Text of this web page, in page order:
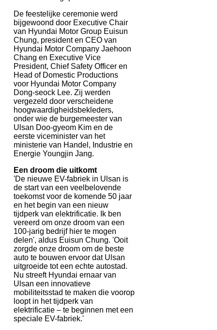
De feestelijke ceremonie werd
bijgewoond door Executive Chair
van Hyundai Motor Group Euisun
Chung, president en CEO van
Hyundai Motor Company Jaehoon
Chang en Executive Vice
President, Chief Safety Officer en
Head of Domestic Productions
voor Hyundai Motor Company
Dong-seock Lee. Zij werden
vergezeld door verscheidene
hoogwaardigheidsbekleders,
onder wie de burgemeester van
Ulsan Doo-gyeom Kim en de
eerste viceminister van het
ministerie van Handel, Industrie en
Energie Youngjin Jang.
Een droom die uitkomt
'De nieuwe EV-fabriek in Ulsan is
de start van een veelbelovende
toekomst voor de komende 50 jaar
en het begin van een nieuw
tijdperk van elektrificatie. Ik ben
vereerd om onze droom van een
100-jarig bedrijf hier te mogen
delen', aldus Euisun Chung. 'Ooit
zorgde onze droom om de beste
auto te bouwen ervoor dat Ulsan
uitgroeide tot een echte autostad.
Nu streeft Hyundai ernaar van
Ulsan een innovatieve
mobiliteitsstad te maken die voorop
loopt in het tijdperk van
elektrificatie – te beginnen met een
speciale EV-fabriek.'